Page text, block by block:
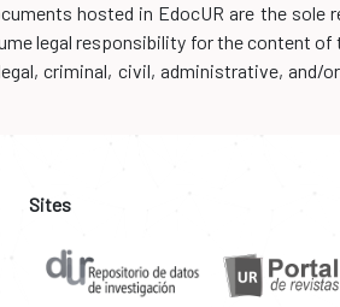
hosted in EdocUR are the
legal responsibility for the content
criminal, civil, administrative,
Sites